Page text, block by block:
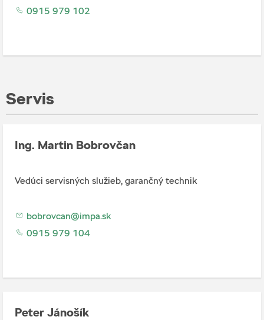
0915 979 102
Servis
Ing. Martin Bobrovčan
Vedúci servisných služieb, garančný technik
bobrovcan@impa.sk
0915 979 104
Peter Jánošík